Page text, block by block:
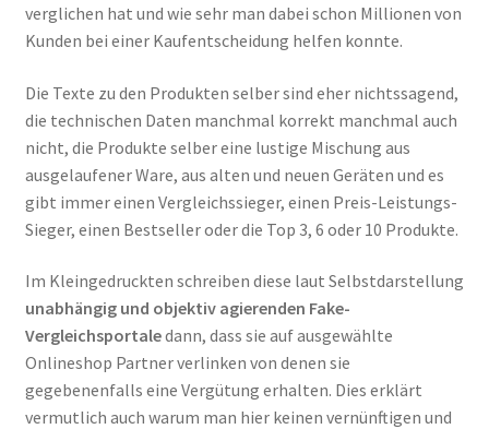
verglichen hat und wie sehr man dabei schon Millionen von
Kunden bei einer Kaufentscheidung helfen konnte.
Die Texte zu den Produkten selber sind eher nichtssagend,
die technischen Daten manchmal korrekt manchmal auch
nicht, die Produkte selber eine lustige Mischung aus
ausgelaufener Ware, aus alten und neuen Geräten und es
gibt immer einen Vergleichssieger, einen Preis-Leistungs-
Sieger, einen Bestseller oder die Top 3, 6 oder 10 Produkte.
Im Kleingedruckten schreiben diese laut Selbstdarstellung
unabhängig und objektiv agierenden Fake-
Vergleichsportaledann, dass sie auf ausgewählte
Onlineshop Partner verlinken von denen sie
gegebenenfalls eine Vergütung erhalten. Dies erklärt
vermutlich auch warum man hier keinen vernünftigen und